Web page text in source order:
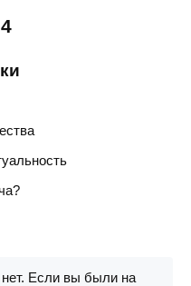
Если вы были на